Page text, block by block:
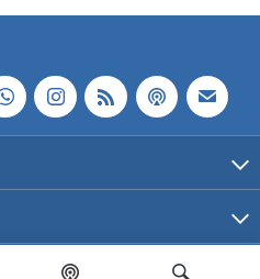
| Todos los derechos reservados.